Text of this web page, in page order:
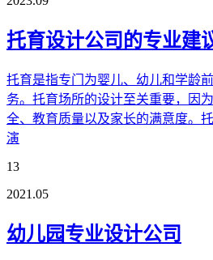
托育设计公司的专业建
托育是指专门为婴儿、幼儿和学龄
务。托育场所的设计至关重要，因
全、教育质量以及家长的满意度。
演
13
2021.05
幼儿园专业设计公司